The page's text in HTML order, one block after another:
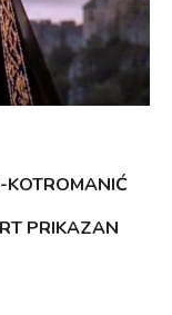
KOTROMANIĆ
PRIKAZAN